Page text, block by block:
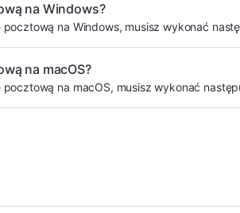
na Windows?
na Windows, musisz wykonać
na macOS?
na macOS, musisz wykonać